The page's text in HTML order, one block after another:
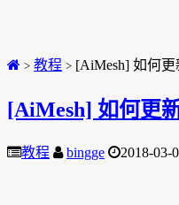
> 教程 > [AiMesh] 如何
[AiMesh] 如何更
教程 bingge 2018-03-